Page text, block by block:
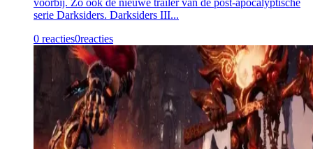
voorbij. Zo ook de nieuwe trailer van de post-apocalyptische
serie Darksiders. Darksiders III...
0 reacties0reacties